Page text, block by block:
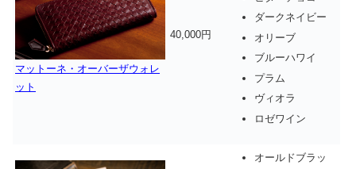
マットーネ・オーバーザウォレ
ット
40,000円
ダークネイビー
オリーブ
ブルーハワイ
プラム
ヴィオラ
ロゼワイン
オールドブラッ